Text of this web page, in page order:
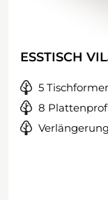
ESSTISCH
5
8